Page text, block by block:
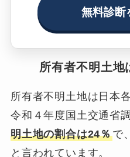
無料診断
所有者不明土地
所有者不明土地は日本
令和４年度国土交通省
明土地の割合は24％で、
と言われています。